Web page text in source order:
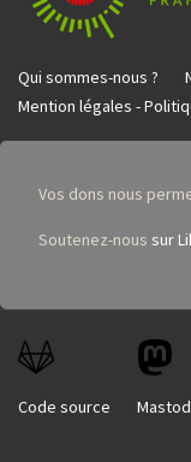
Qui sommes-nous ?
Mention légales -
Vos dons nous
Soutenez-nous sur
Code source